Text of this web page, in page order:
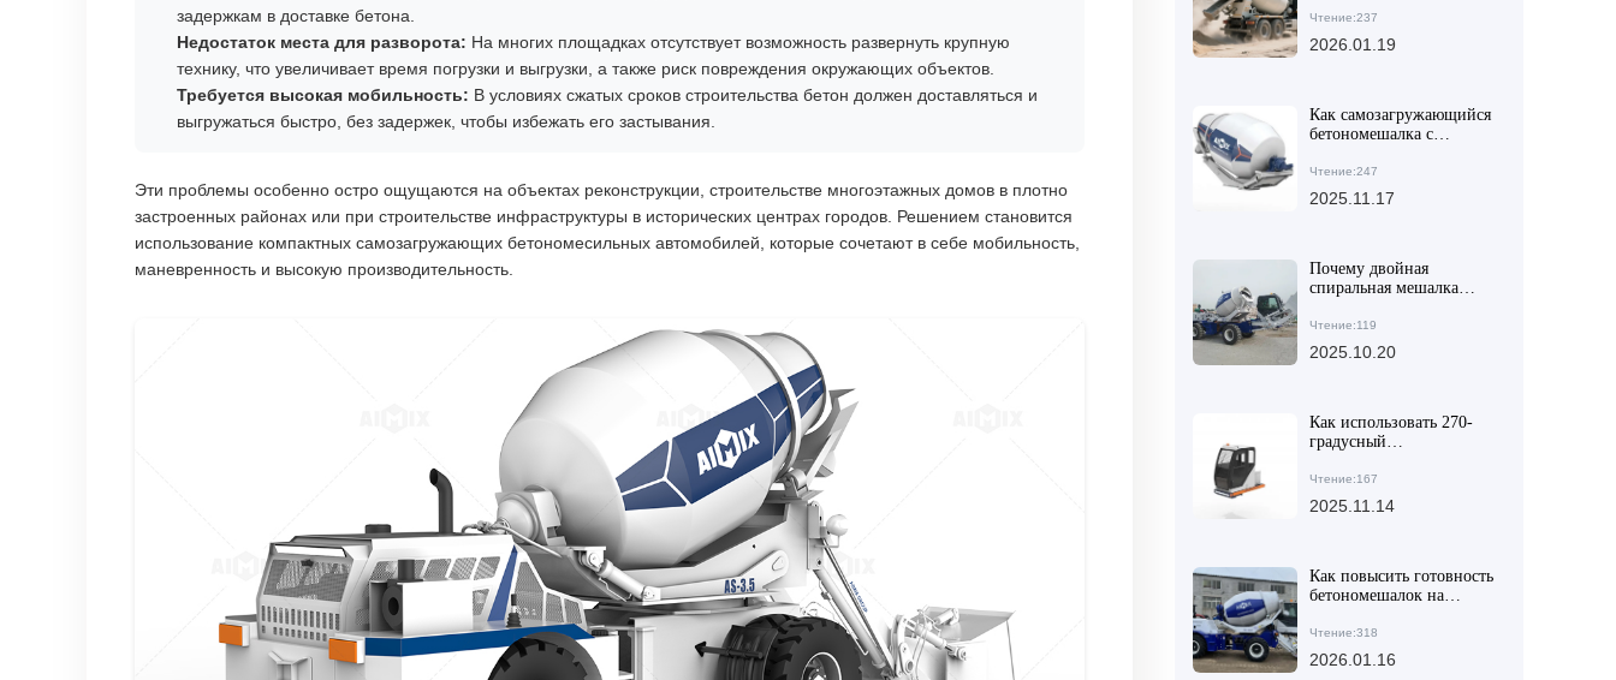
задержкам в доставке бетона.
Недостаток места для разворота: На многих площадках отсутствует возможность развернуть крупную
технику, что увеличивает время погрузки и выгрузки, а также риск повреждения окружающих объектов.
Требуется высокая мобильность: В условиях сжатых сроков строительства бетон должен доставляться и
выгружаться быстро, без задержек, чтобы избежать его застывания.
Эти проблемы особенно остро ощущаются на объектах реконструкции, строительстве многоэтажных домов в плотно
застроенных районах или при строительстве инфраструктуры в исторических центрах городов. Решением становится
использование компактных самозагружающих бетономесильных автомобилей, которые сочетают в себе мобильность,
маневренность и высокую производительность.
оптимизация процесса
замеса для повышения
Чтение:237
2026.01.19
Как самозагружающийся
бетономешалка с
270° повышает
эффективность
Чтение:247
2025.11.17
Почему двойная
спиральная мешалка
равномерность бетона?
Чтение:119
2025.10.20
Как использовать 270-
градусный
AIMIX AS-4.0 для
повышения
Чтение:167
2025.11.14
Как повысить готовность
бетономешалок на
шага технического
обслуживания
Чтение:318
2026.01.16